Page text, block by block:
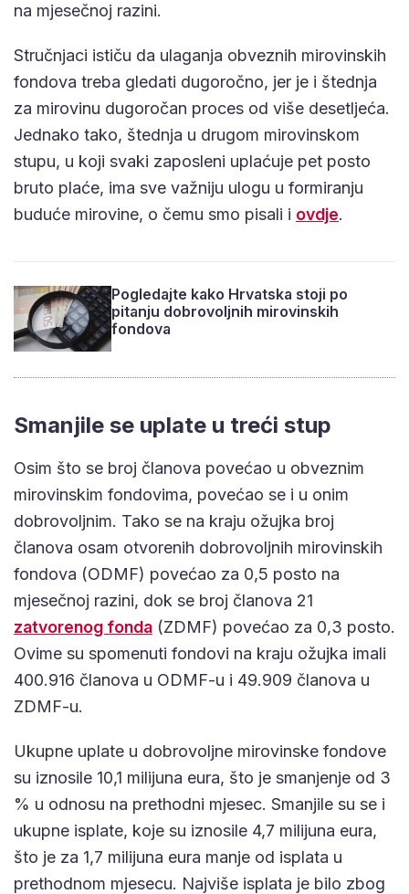
na mjesečnoj razini.
Stručnjaci ističu da ulaganja obveznih mirovinskih
fondova treba gledati dugoročno, jer je i štednja
za mirovinu dugoročan proces od više desetljeća.
Jednako tako, štednja u drugom mirovinskom
stupu, u koji svaki zaposleni uplaćuje pet posto
bruto plaće, ima sve važniju ulogu u formiranju
buduće mirovine, o čemu smo pisali i ovdje.
Pogledajte kako Hrvatska stoji po
pitanju dobrovoljnih mirovinskih
fondova
Smanjile se uplate u treći stup
Osim što se broj članova povećao u obveznim
mirovinskim fondovima, povećao se i u onim
dobrovoljnim. Tako se na kraju ožujka broj
članova osam otvorenih dobrovoljnih mirovinskih
fondova (ODMF) povećao za 0,5 posto na
mjesečnoj razini, dok se broj članova 21
zatvorenog fonda (ZDMF) povećao za 0,3 posto.
Ovime su spomenuti fondovi na kraju ožujka imali
400.916 članova u ODMF-u i 49.909 članova u
ZDMF-u.
Ukupne uplate u dobrovoljne mirovinske fondove
su iznosile 10,1 milijuna eura, što je smanjenje od 3
% u odnosu na prethodni mjesec. Smanjile su se i
ukupne isplate, koje su iznosile 4,7 milijuna eura,
što je za 1,7 milijuna eura manje od isplata u
prethodnom mjesecu. Najviše isplata je bilo zbog